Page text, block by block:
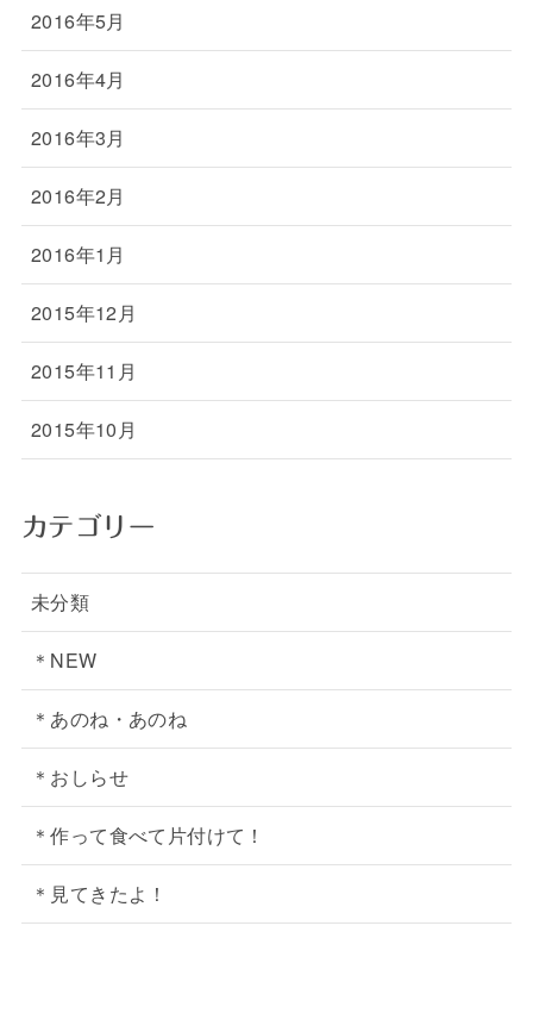
2016年5月
2016年4月
2016年3月
2016年2月
2016年1月
2015年12月
2015年11月
2015年10月
カテゴリー
未分類
＊NEW
＊あのね・あのね
＊おしらせ
＊作って食べて片付けて！
＊見てきたよ！